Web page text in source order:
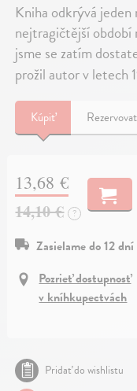
Kniha odkrývá
nejtragičtější období
jsme se zatím
prožil autor v letech
Kúpiť
13,68 €
14,10 € ?
Zasielame do 12 dní
Pozrieť dostupnosť
v kníhkupectvách
Pridať do wishlistu